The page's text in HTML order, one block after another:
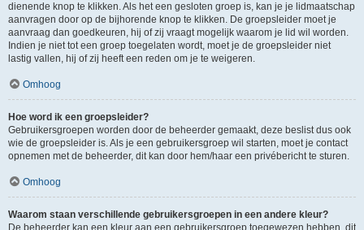
dienende knop te klikken. Als het een gesloten groep is, kan je je lidmaatschap
aanvragen door op de bijhorende knop te klikken. De groepsleider moet je
aanvraag dan goedkeuren, hij of zij vraagt mogelijk waarom je lid wil worden.
Indien je niet tot een groep toegelaten wordt, moet je de groepsleider niet
lastig vallen, hij of zij heeft een reden om je te weigeren.
Omhoog
Hoe word ik een groepsleider?
Gebruikersgroepen worden door de beheerder gemaakt, deze beslist dus ook
wie de groepsleider is. Als je een gebruikersgroep wil starten, moet je contact
opnemen met de beheerder, dit kan door hem/haar een privébericht te sturen.
Omhoog
Waarom staan verschillende gebruikersgroepen in een andere kleur?
De beheerder kan een kleur aan een gebruikersgroep toegewezen hebben, dit